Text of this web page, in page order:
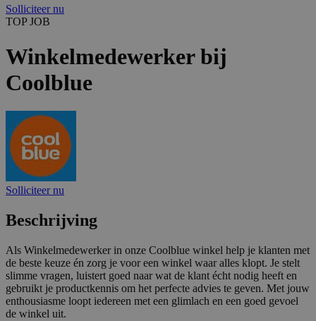
Solliciteer nu
TOP JOB
Winkelmedewerker bij
Coolblue
Solliciteer nu
Beschrijving
Als Winkelmedewerker in onze Coolblue winkel help je klanten met
de beste keuze én zorg je voor een winkel waar alles klopt. Je stelt
slimme vragen, luistert goed naar wat de klant écht nodig heeft en
gebruikt je productkennis om het perfecte advies te geven. Met jouw
enthousiasme loopt iedereen met een glimlach en een goed gevoel
de winkel uit.